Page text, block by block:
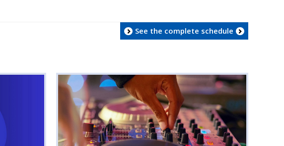
See the complete schedule